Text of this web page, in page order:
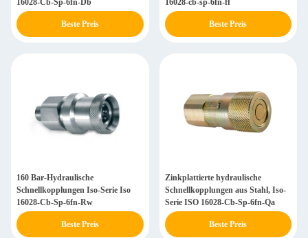
16028-Cb-Sp-6fn-Db
Beste Preis
16028-cb-sp-6fn-ff
Beste Preis
160 Bar-Hydraulische
Schnellkopplungen Iso-Serie Iso
16028-Cb-Sp-6fn-Rw
Beste Preis
Zinkplattierte hydraulische
Schnellkopplungen aus Stahl, Iso-
Serie ISO 16028-Cb-Sp-6fn-Qa
Beste Preis